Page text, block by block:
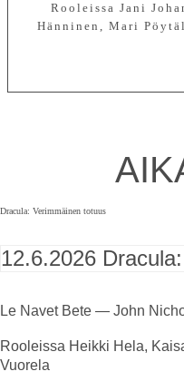
Rooleissa Jani
Hänninen, Mari
Dracula: Verimmäinen totuus
12.6.2026
Le Navet Bete — John
Rooleissa Heikki Hela,
Vuorela